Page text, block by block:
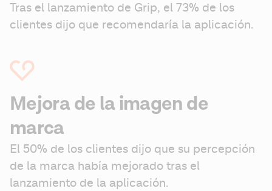
Tras el lanzamiento de Grip, el 73% de los
clientes dijo que recomendaría la aplicación.
Mejora de la imagen de
marca
El 50% de los clientes dijo que su percepción
de la marca había mejorado tras el
lanzamiento de la aplicación.